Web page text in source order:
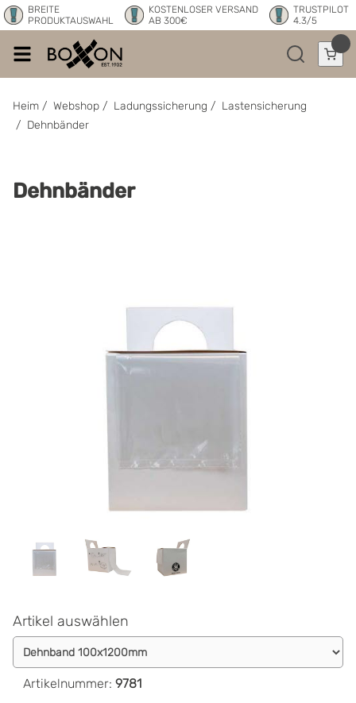
BREITE
PRODUKTAUSWAHL
KOSTENLOSER VERSAND
AB 300€
TRUSTPILOT
4.3/5
Heim / Webshop / Ladungssicherung / Lastensicherung
/ Dehnbänder
Dehnbänder
Artikel auswählen
Artikelnummer: 9781